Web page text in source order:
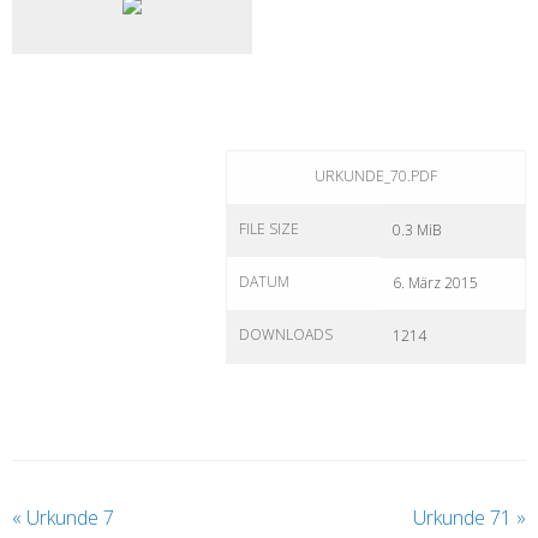
URKUNDE_70.PDF
FILE SIZE 0.3 MiB
DATUM 6. März 2015
DOWNLOADS 1214
« Urkunde 7 Urkunde 71 »